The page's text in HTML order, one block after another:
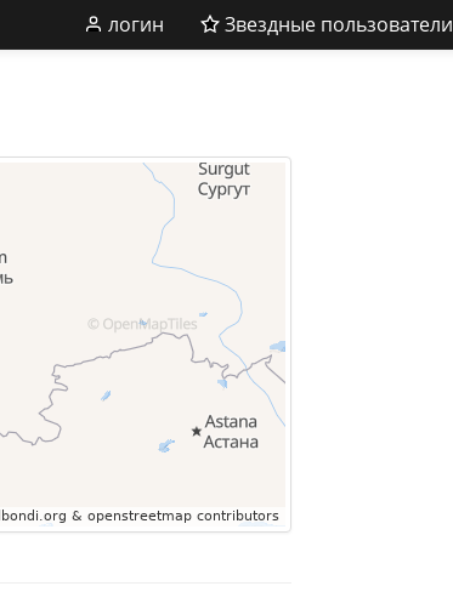
логин Звездные пользователи